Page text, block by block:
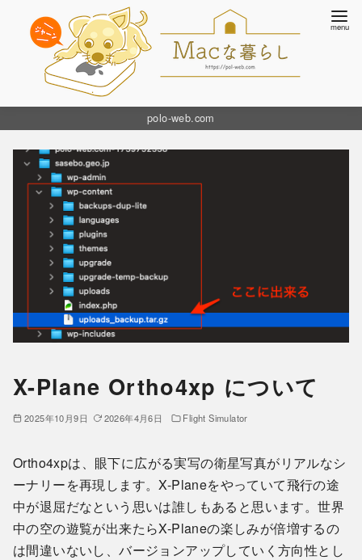
polo-web.com
X-Plane Ortho4xp について
2025年10月9日 2026年4月6日 Flight Simulator
Ortho4xpは、眼下に広がる実写の衛星写真がリアルなシ
ーナリーを再現します。X-Planeをやっていて飛行の途
中が退屈だなという思いは誰しもあると思います。世界
中の空の遊覧が出来たらX-Planeの楽しみが倍増するの
は間違いないし、バージョンアップしていく方向性とし